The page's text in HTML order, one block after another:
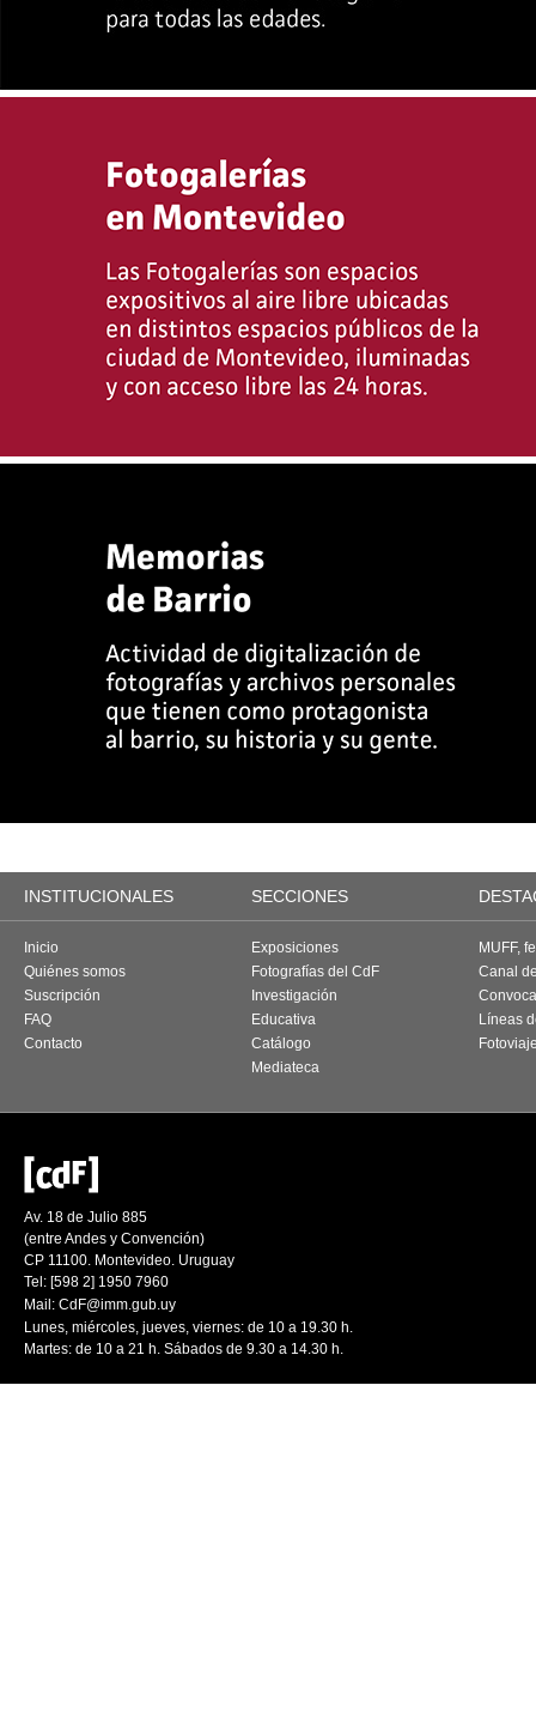
INSTITUCIONALES SECCIONES
Inicio
Quiénes somos
Suscripción
FAQ
Contacto
Exposiciones
Fotografías del CdF
Investigación
Educativa
Catálogo
Mediateca
MUFF,
Canal
Líneas
Av. 18 de Julio 885
(entre Andes y Convención)
CP 11100. Montevideo. Uruguay
Tel: [598 2] 1950 7960
Mail: CdF@imm.gub.uy
Lunes, miércoles, jueves, viernes: de 10 a 19.30 h.
Martes: de 10 a 21 h. Sábados de 9.30 a 14.30 h.